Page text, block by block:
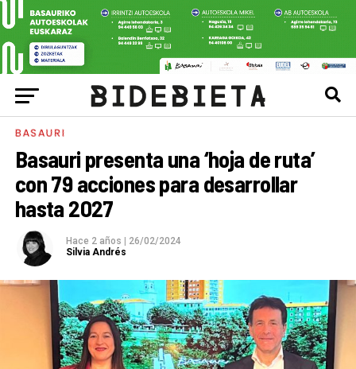
BASAURI
Basauri presenta una ‘hoja de ruta’
con 79 acciones para desarrollar
hasta 2027
Hace 2 años
26/02/2024
Silvia Andrés